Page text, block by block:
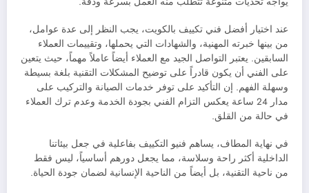
عند اختيار أفضل فني تكييف بالكويت، يجب النظر إلى عدة عوامل،
من بينها خبرته المهنية، والشهادات التي يحملها، وتقييمات العملاء
السابقين. يعتبر التواصل الجيد مع العملاء أيضاً عاملاً مهماً، حيث يتعين
على الفني أن يكون قادراً على توضيح المشكلات التقنية بلغة بسيطة
وسهلة الفهم. إن التأكيد على توفر خدمات الصيانة والتركيب على
مدار 24 ساعة يعكس التزام الفني بجودة الخدمة وعدم ترك العملاء
في حالة من القلق.
في نهاية المطاف، يساهم فنيو التكييف بفاعلية في جعل بيئاتنا
الداخلية أكثر راحة وسلاسة، مما يجعل دورهم أساسياً، ليس فقط
من ناحية التقنية، بل أيضاً من الناحية الإنسانية لضمان جودة الحياة.